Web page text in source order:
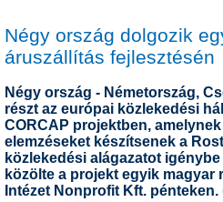
Négy ország dolgozik
áruszállítás fejlesztésén
Négy ország - Németország,
részt az európai közlekedési
CORCAP projektben,
elemzéseket készítsenek a
közlekedési alágazatot
közölte a projekt egyik
Intézet Nonprofit Kft. pénteken.